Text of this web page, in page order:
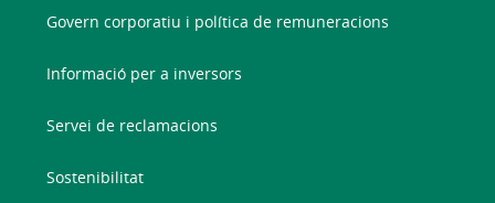
Govern corporatiu i política de remuneracions
Informació per a inversors
Servei de reclamacions
Sostenibilitat